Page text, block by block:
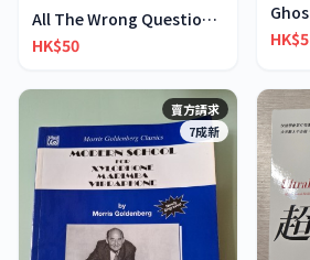
All The Wrong Questions 2: "When Did You See Her L
HK$50
HK$5
賣方請求
7成新